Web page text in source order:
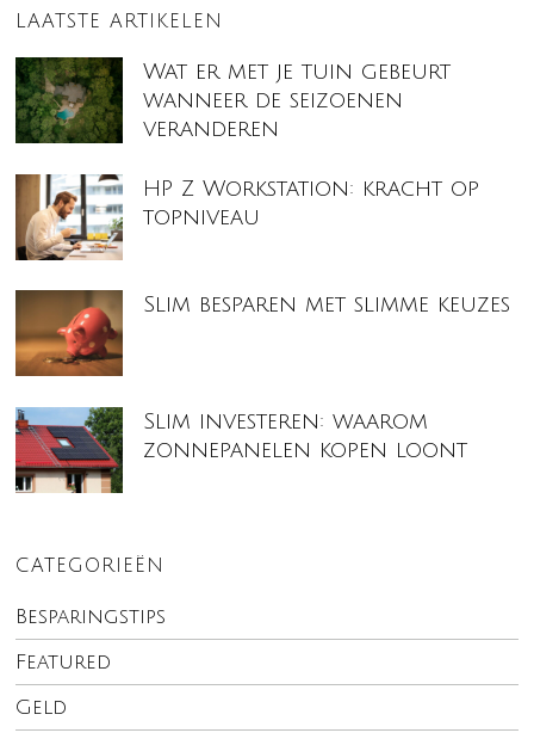
LAATSTE ARTIKELEN
Wat er met je tuin gebeurt
wanneer de seizoenen
veranderen
HP Z Workstation: kracht op
topniveau
Slim besparen met slimme keuzes
Slim investeren: waarom
zonnepanelen kopen loont
CATEGORIEËN
Besparingstips
Featured
Geld